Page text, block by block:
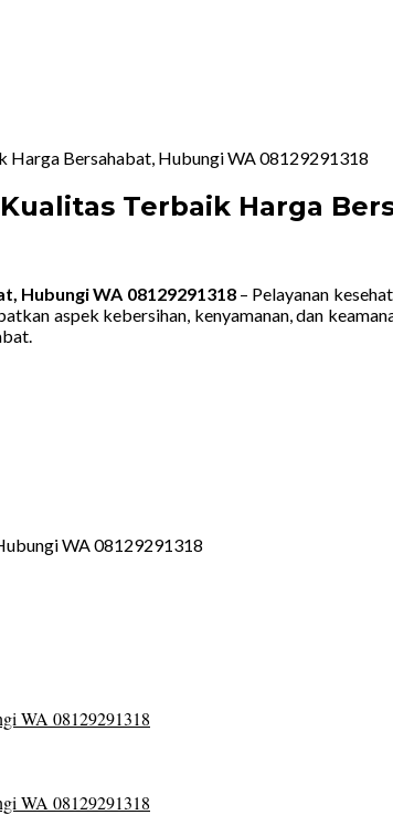
Harga Bersahabat, Hubungi WA 08129291318
Terbaik Harga
Hubungi WA 08129291318– Pelayanan
aspek kebersihan, kenyamanan, dan